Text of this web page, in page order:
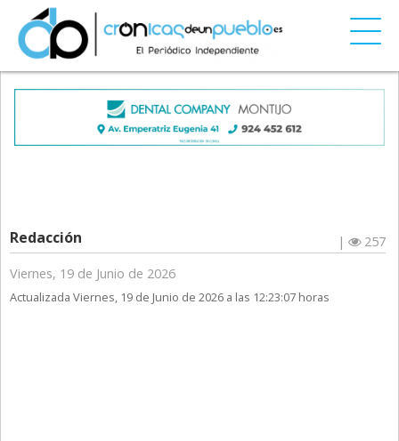
Redacción |
257
Viernes, 19 de Junio de 2026
Actualizada Viernes, 19 de Junio de 2026 a las 12:23:07 horas